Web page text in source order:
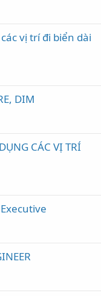
vị trí đi biển dài
DIM
CÁC VỊ TRÍ